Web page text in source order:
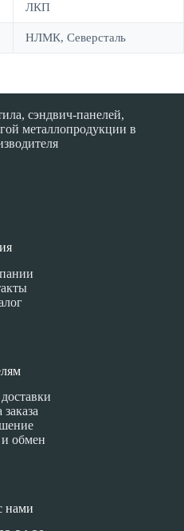
ЛКП
НЛМК, Северсталь
сэндвич-панелей,
металлопродукции в
обмен
нами